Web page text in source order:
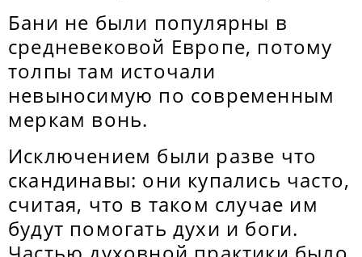
Бани не были популярны в
средневековой Европе, потому
толпы там источали
невыносимую по современным
меркам вонь.
Исключением были разве что
скандинавы: они купались часто,
считая, что в таком случае им
будут помогать духи и боги.